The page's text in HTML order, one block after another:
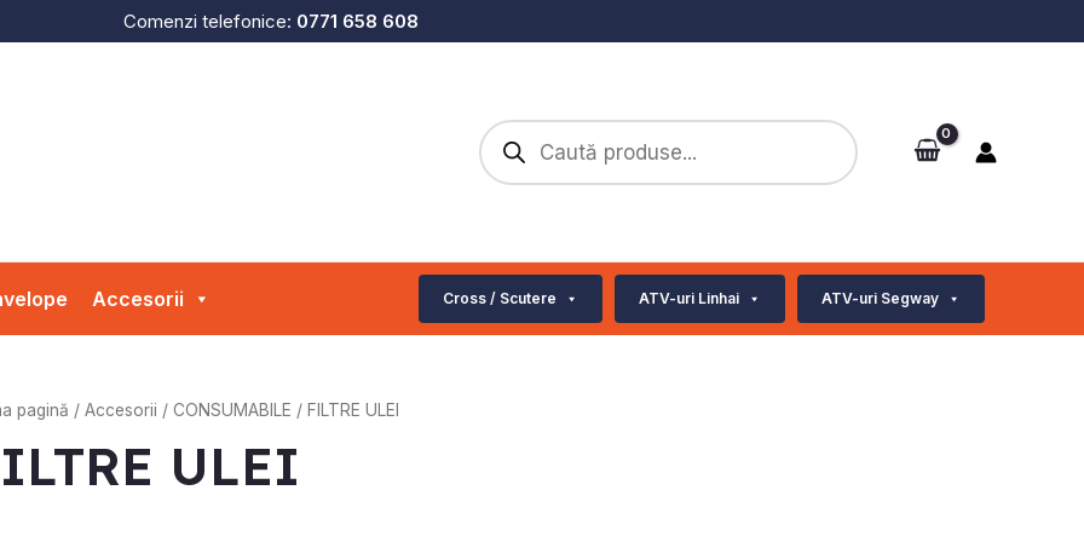
Comenzi telefonice: 0771 658 608
Products
search
Accesorii Cross / Scutere ATV-uri Linhai ATV-uri Segway
pagină / Accesorii / CONSUMABILE / FILTRE ULEI
ULEI